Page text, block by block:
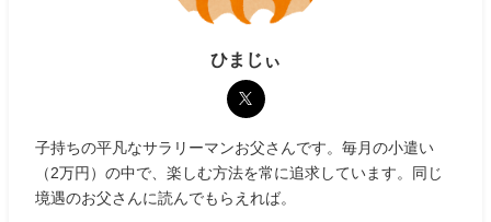
ひまじぃ
子持ちの平凡なサラリーマンお父さんです。毎月の小遣い
（2万円）の中で、楽しむ方法を常に追求しています。同じ
境遇のお父さんに読んでもらえれば。